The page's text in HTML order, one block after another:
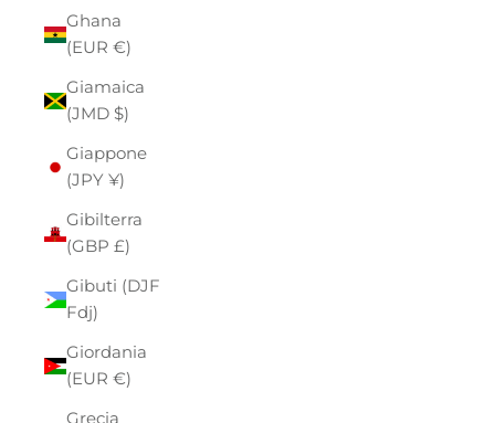
Ghana
(EUR €)
Giamaica
(JMD $)
Giappone
(JPY ¥)
Gibilterra
(GBP £)
Gibuti (DJF
Fdj)
Giordania
(EUR €)
Grecia